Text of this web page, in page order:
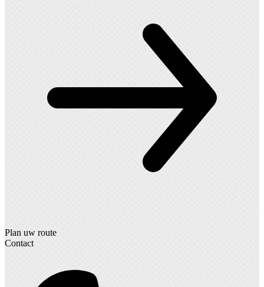
Plan uw route
Contact